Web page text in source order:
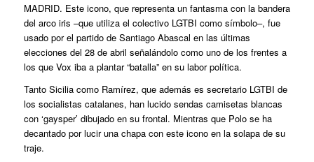
MADRID. Este icono, que representa un fantasma con la bandera
del arco iris –que utiliza el colectivo LGTBI como símbolo–, fue
usado por el partido de Santiago Abascal en las últimas
elecciones del 28 de abril señalándolo como uno de los frentes a
los que Vox iba a plantar “batalla” en su labor política.
Tanto Sicilia como Ramírez, que además es secretario LGTBI de
los socialistas catalanes, han lucido sendas camisetas blancas
con ‘gaysper’ dibujado en su frontal. Mientras que Polo se ha
decantado por lucir una chapa con este icono en la solapa de su
traje.